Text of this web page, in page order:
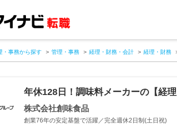
・事務から探す 管理・事務 経理・財務・会計 経理・財務
年休128日！調味料メーカーの【経
株式会社創味食品
創業76年の安定基盤で活躍／完全週休2日制(土日祝)